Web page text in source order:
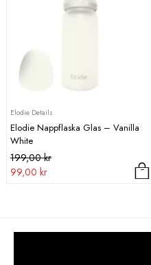
olika
alternativen
väljas
på
produktsidan
Elodie Details
Elodie Nappflaska Glas – Vanilla
White
199,00kr
Det
ursprungliga
99,00 kr
Det
nuvarande